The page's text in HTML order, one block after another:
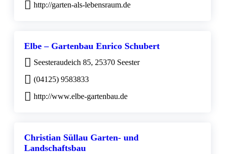
http://garten-als-lebensraum.de
Elbe – Gartenbau Enrico Schubert
Seesteraudeich 85, 25370 Seester
(04125) 9583833
http://www.elbe-gartenbau.de
Christian Süllau Garten- und
Landschaftsbau